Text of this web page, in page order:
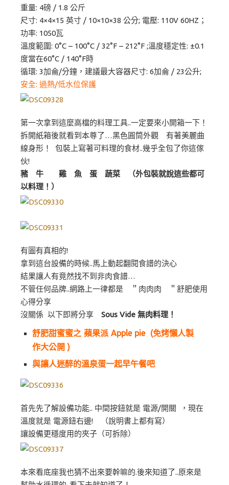
重量: 4磅 / 1.8 公斤
尺寸: 4×4×15 英寸 / 10×10×38 公分; 電壓: 110V 60HZ；
功率: 1050瓦
溫度範圍: 0°C – 100°C / 32°F – 212°F ;溫度穩定性: ±0.1
度當在60°C / 140°F時
循環: 3加侖/分鐘，建議最大容器尺寸: 6加侖 / 23公升;
安全: 過熱/低水位保護
第一次拿到這麼高檔的料理工具..一定要來小開箱一下！
拆開紙箱後就看到本尊了…黑色圓筒外觀 有著美麗曲
線身形！ 包裝上寫著可料理的食材..幾乎全包了你這傢
伙!
豬 牛 雞 魚 蛋 蔬菜 （外包裝就說這些都可
以料理！）
有圖有真相的!
拿到這台設備的時候..馬上動起翻閱食譜的決心
結果讓人有竟然找不到非肉食譜…
不管任何品牌..網路上一律都是 ＂肉肉肉 ＂舒肥使用
心得分享
沒關係 以下即將分享 Sous Vide 無肉料理！
舒肥甜蜜蜜之 蘋果派 Apple pie (免烤懶人製
作大公開 )
與讓人迷醉的溫泉蛋一起早午餐吧
首先先了解設備功能.. 中間按鈕就是 電源/開關 ，現在
溫度就是 電源鈕右邊! （說明書上都有寫）
讓設備更穩度用的夾子（可拆除）
本來看底座我也猜不出來要幹嘛的.後來知道了..原來是